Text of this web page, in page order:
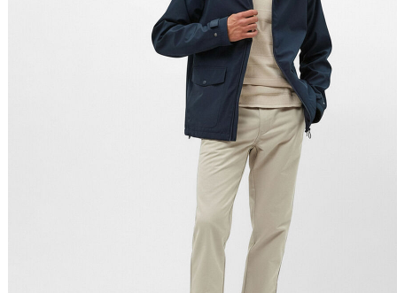
Nome do Produto A - Z
Nome do Produto Z - A